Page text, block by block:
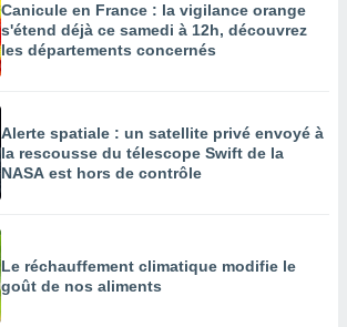
Canicule en France : la vigilance orange
s'étend déjà ce samedi à 12h, découvrez
les départements concernés
Alerte spatiale : un satellite privé envoyé à
la rescousse du télescope Swift de la
NASA est hors de contrôle
Le réchauffement climatique modifie le
goût de nos aliments